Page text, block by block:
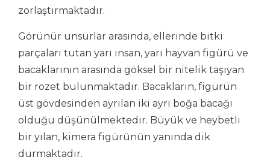
zorlaştırmaktadır.
Görünür unsurlar arasında, ellerinde bitki
parçaları tutan yarı insan, yarı hayvan figürü ve
bacaklarının arasında göksel bir nitelik taşıyan
bir rozet bulunmaktadır. Bacakların, figürün
üst gövdesinden ayrılan iki ayrı boğa bacağı
olduğu düşünülmektedir. Büyük ve heybetli
bir yılan, kimera figürünün yanında dik
durmaktadır.